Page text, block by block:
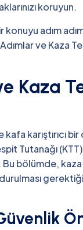
koruyun.
konuyu adım
ve Kaza
Kaza
karıştırıcı
Tutanağı
Bu bölümde,